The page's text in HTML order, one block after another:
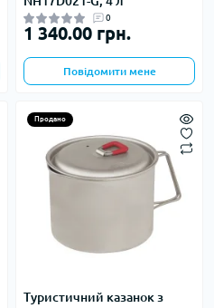
0
1 340.00 грн.
Повідомити мене
Продано
Туристичний казанок з